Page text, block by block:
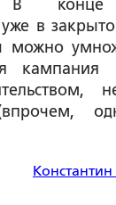
В
уже в
Константин